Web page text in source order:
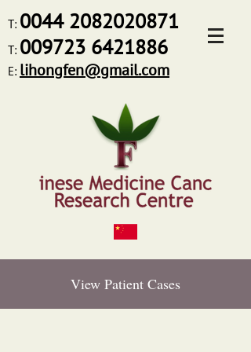
T: 0044 2082020871
T: 009723 6421886
E: lihongfen@gmail.com
View Patient Cases